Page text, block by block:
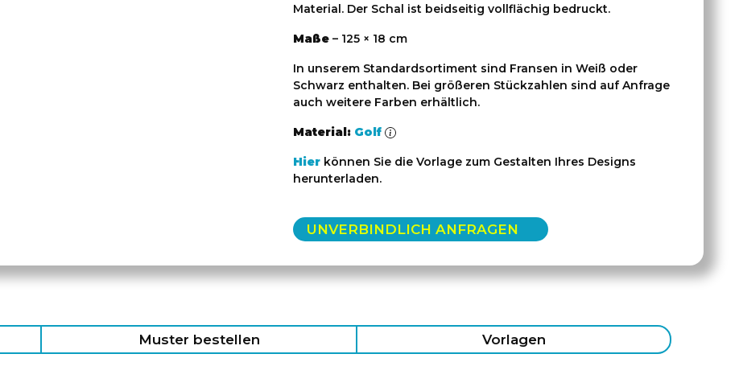
Material. Der Schal ist beidseitig vollflächig bedruckt.
Maße– 125 × 18 cm
In unserem Standardsortiment sind Fransen in Weiß oder
Schwarz enthalten. Bei größeren Stückzahlen sind auf Anfrage
auch weitere Farben erhältlich.
Material: Golf
Hierkönnen Sie die Vorlage zum Gestalten Ihres Designs
herunterladen.
UNVERBINDLICH ANFRAGEN
Muster bestellen Vorlagen